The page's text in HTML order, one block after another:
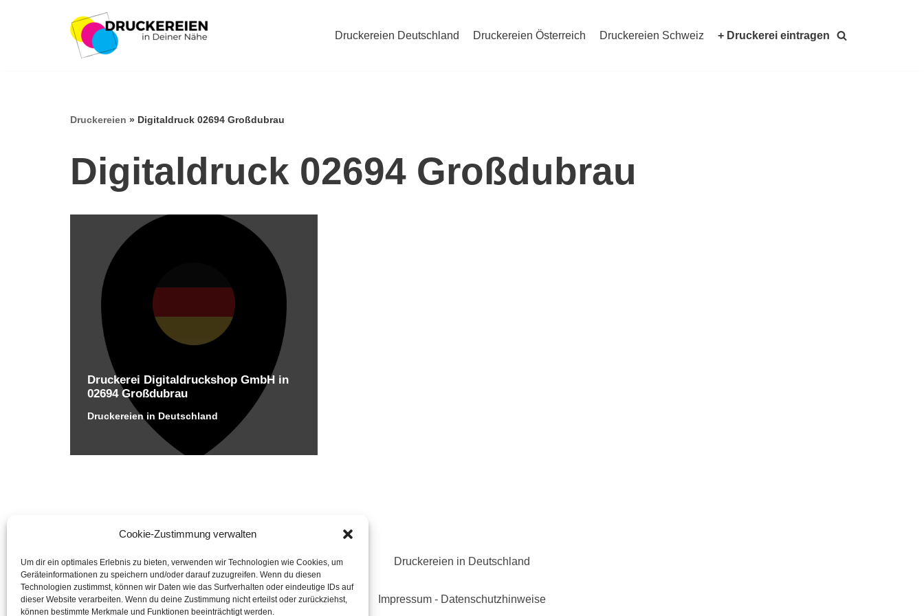
Cookie-Zustimmung verwalten
Um dir ein optimales Erlebnis zu bieten, verwenden wir Technologien wie Cookies, um
Geräteinformationen zu speichern und/oder darauf zuzugreifen. Wenn du diesen
Technologien zustimmst, können wir Daten wie das Surfverhalten oder eindeutige IDs auf
dieser Website verarbeiten. Wenn du deine Zustimmung nicht erteilst oder zurückziehst,
können bestimmte Merkmale und Funktionen beeinträchtigt werden.
Druckereien Deutschland Druckereien Österreich Druckereien Schweiz + Druckerei eintragen
Druckereien » Digitaldruck 02694 Großdubrau
Digitaldruck 02694 Großdubrau
Druckerei Digitaldruckshop GmbH in
02694 Großdubrau
Druckereien in Deutschland
Druckereien in Deutschland
Impressum - Datenschutzhinweise